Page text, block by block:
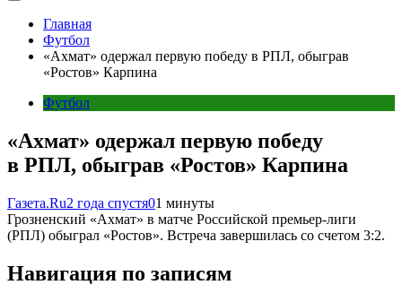
Главная
Футбол
«Ахмат» одержал первую победу в РПЛ, обыграв
«Ростов» Карпина
Футбол
«Ахмат» одержал первую победу
в РПЛ, обыграв «Ростов» Карпина
Газета.Ru2 года спустя01 минуты
Грозненский «Ахмат» в матче Российской премьер-лиги
(РПЛ) обыграл «Ростов». Встреча завершилась со счетом 3:2.
Навигация по записям